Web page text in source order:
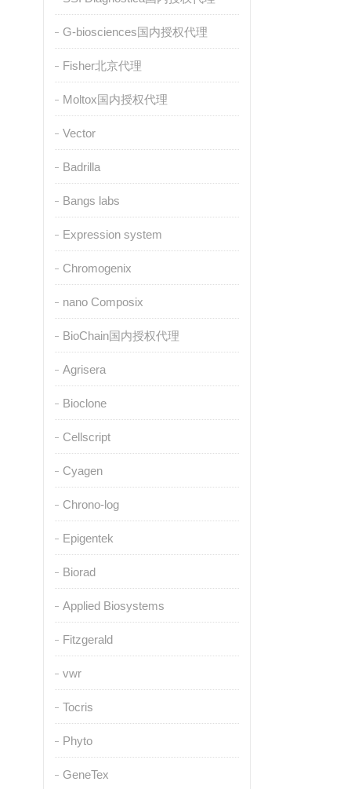
G-biosciences国内授权代理
Fisher北京代理
Moltox国内授权代理
Vector
Badrilla
Bangs labs
Expression system
Chromogenix
nano Composix
BioChain国内授权代理
Agrisera
Bioclone
Cellscript
Cyagen
Chrono-log
Epigentek
Biorad
Applied Biosystems
Fitzgerald
vwr
Tocris
Phyto
GeneTex